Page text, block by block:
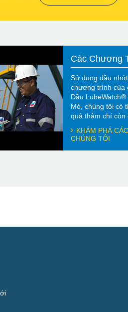
Các Chương
Sử dụng dầu
chương trình của
Dầu
Mỏ, chúng tôi có
quả thậm chí còn
KHÁM PHÁ
CHÚNG TÔI